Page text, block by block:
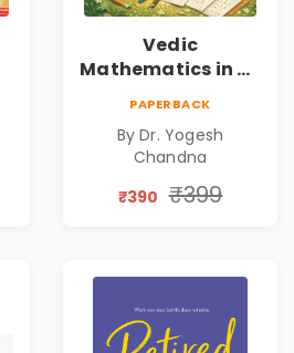
Vedic
Mathematics in 30
PAPERBACK
By Dr. Yogesh
Chandna
₹390 ₹399